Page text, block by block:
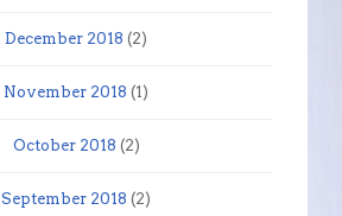
December 2018 (2)
November 2018 (1)
October 2018 (2)
September 2018 (2)